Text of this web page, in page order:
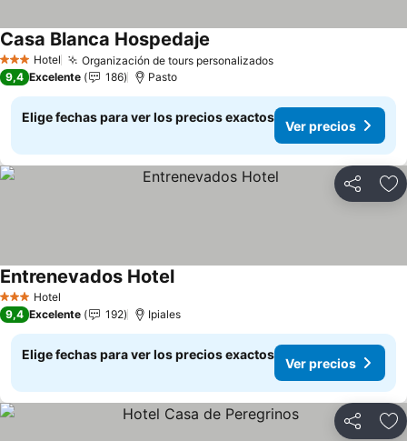
3 Estrellas
Hotel Organización de tours personalizadosVer precios
Casa Blanca Hospedaje
9,4 Excelente 186 Pasto
Elige fechas para ver los precios exactos
Ver precios
Compartir
3 Estrellas
Hotel
Entrenevados HotelVer precios
9,4 Excelente 192 Ipiales
Elige fechas para ver los precios exactos
Ver precios
Compartir